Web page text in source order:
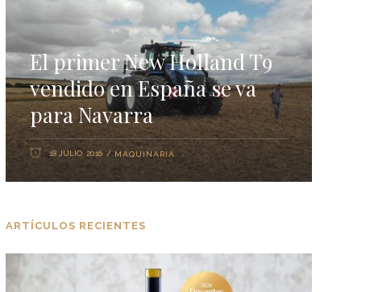
El primer New Holland T9
vendido en España se va
para Navarra
18 JULIO, 2016 MAQUINARIA
ARTÍCULOS RECIENTES